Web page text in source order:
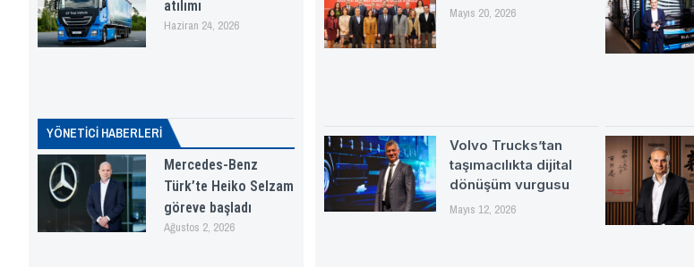
atılımı
Haziran 24, 2026
YÖNETICI HABERLERI
Mercedes-Benz
Türk’te Heiko Selzam
göreve başladı
Ağustos 2, 2026
Mayıs 20, 2026
Volvo Trucks’tan
taşımacılıkta dijital
dönüşüm vurgusu
Mayıs 12, 2026